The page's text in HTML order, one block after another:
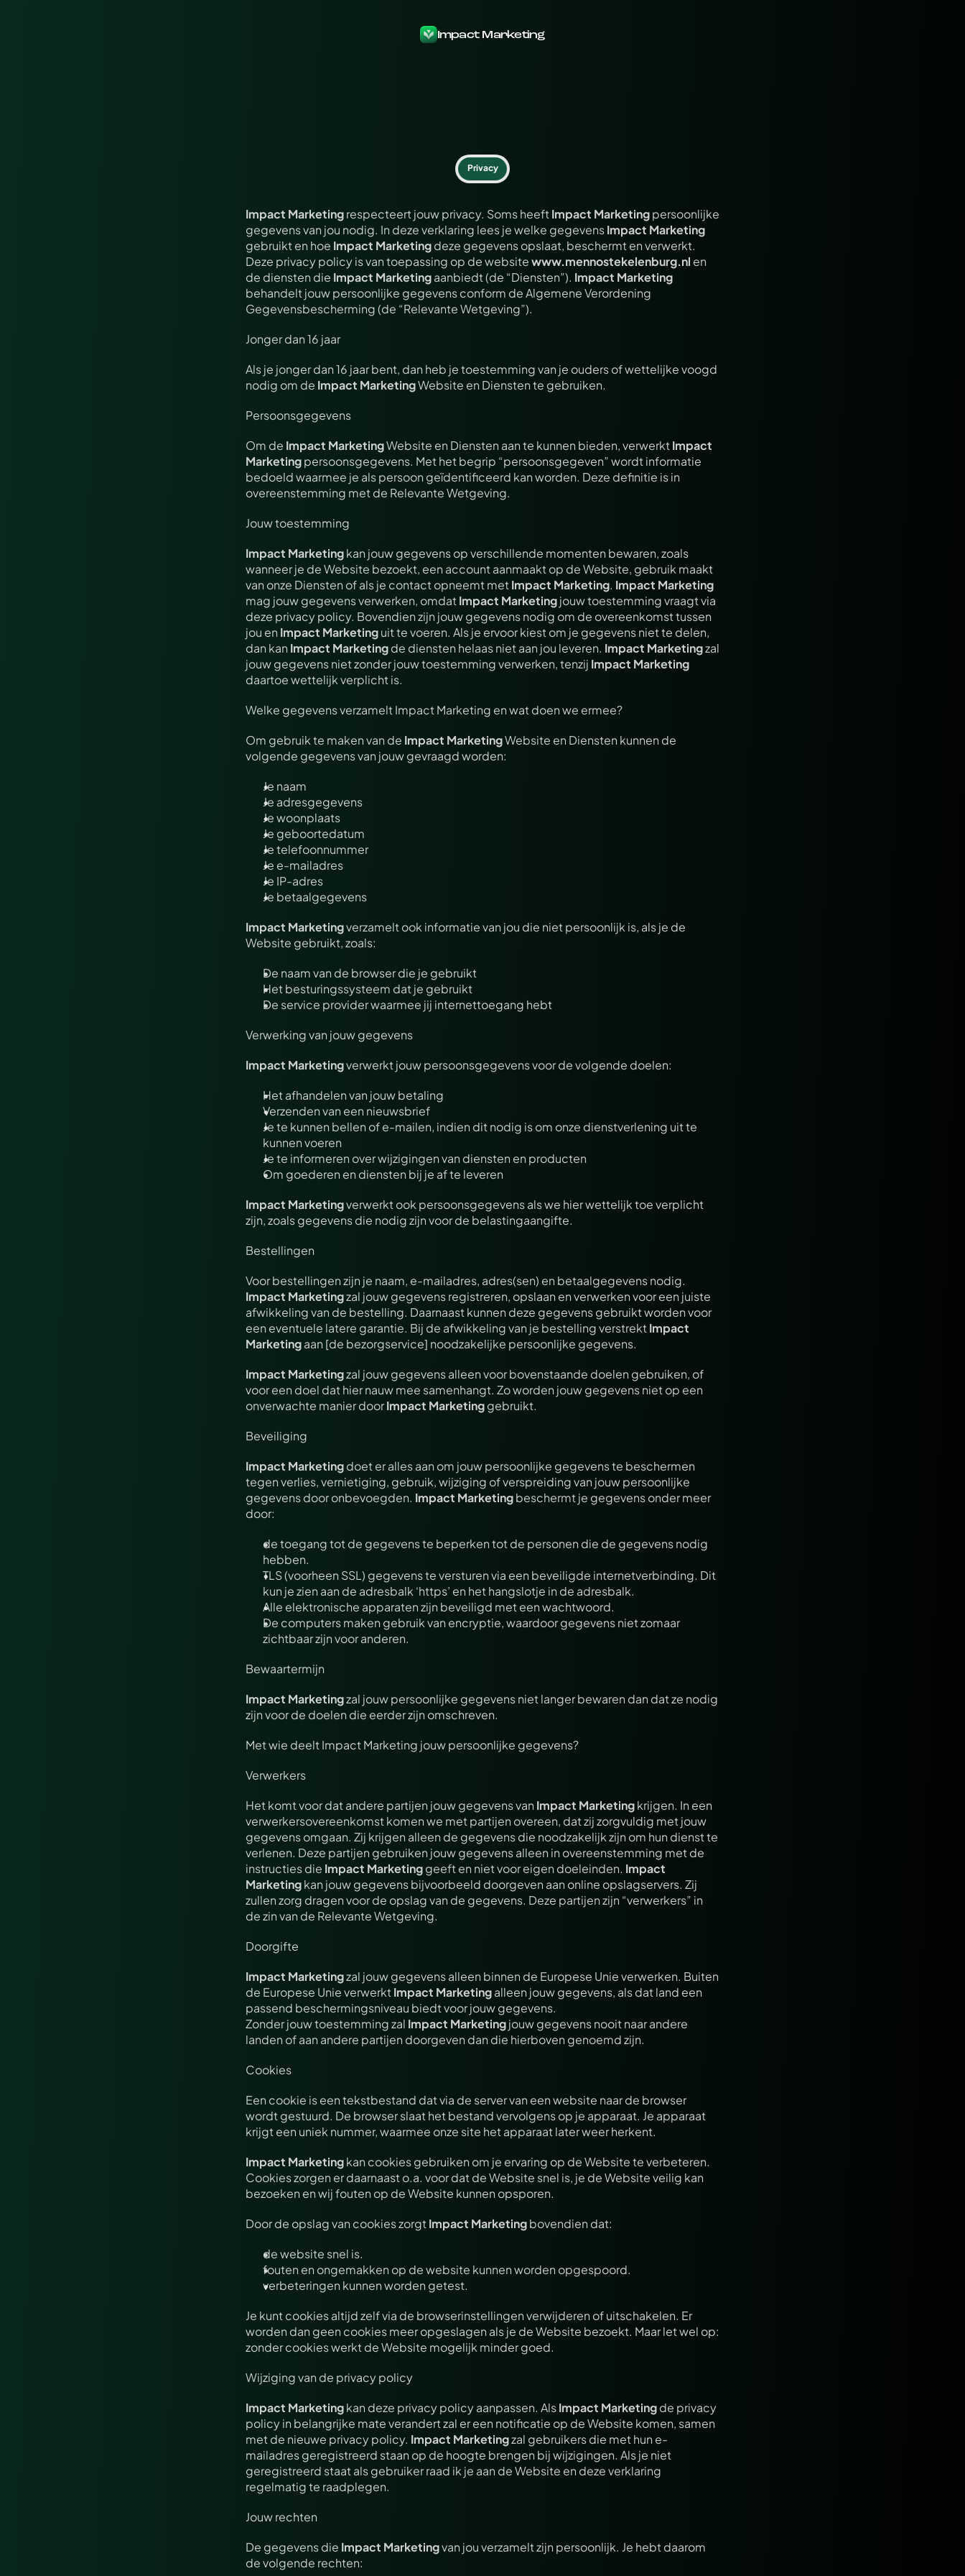
Impact Marketing
Privacy
Impact Marketing respecteert jouw privacy. Soms heeft Impact Marketing persoonlijke
gegevens van jou nodig. In deze verklaring lees je welke gegevens Impact Marketing
gebruikt en hoe Impact Marketing deze gegevens opslaat, beschermt en verwerkt.
Deze privacy policy is van toepassing op de website www.mennostekelenburg.nl en
de diensten die Impact Marketing aanbiedt (de “Diensten”). Impact Marketing
behandelt jouw persoonlijke gegevens conform de Algemene Verordening
Gegevensbescherming (de “Relevante Wetgeving”).
Jonger dan 16 jaar
Als je jonger dan 16 jaar bent, dan heb je toestemming van je ouders of wettelijke voogd
nodig om de Impact Marketing Website en Diensten te gebruiken.
Persoonsgegevens
Om de Impact Marketing Website en Diensten aan te kunnen bieden, verwerkt Impact
Marketing persoonsgegevens. Met het begrip “persoonsgegeven” wordt informatie
bedoeld waarmee je als persoon geïdentificeerd kan worden. Deze definitie is in
overeenstemming met de Relevante Wetgeving.
Jouw toestemming
Impact Marketing kan jouw gegevens op verschillende momenten bewaren, zoals
wanneer je de Website bezoekt, een account aanmaakt op de Website, gebruik maakt
van onze Diensten of als je contact opneemt met Impact Marketing. Impact Marketing
mag jouw gegevens verwerken, omdat Impact Marketing jouw toestemming vraagt via
deze privacy policy. Bovendien zijn jouw gegevens nodig om de overeenkomst tussen
jou en Impact Marketing uit te voeren. Als je ervoor kiest om je gegevens niet te delen,
dan kan Impact Marketing de diensten helaas niet aan jou leveren. Impact Marketing zal
jouw gegevens niet zonder jouw toestemming verwerken, tenzij Impact Marketing
daartoe wettelijk verplicht is.
Welke gegevens verzamelt Impact Marketing en wat doen we ermee?
Om gebruik te maken van de Impact Marketing Website en Diensten kunnen de
volgende gegevens van jouw gevraagd worden:
Je naam
Je adresgegevens
Je woonplaats
Je geboortedatum
Je telefoonnummer
Je e-mailadres
Je IP-adres
Je betaalgegevens
Impact Marketing verzamelt ook informatie van jou die niet persoonlijk is, als je de
Website gebruikt, zoals:
De naam van de browser die je gebruikt
Het besturingssysteem dat je gebruikt
De service provider waarmee jij internettoegang hebt
Verwerking van jouw gegevens
Impact Marketing verwerkt jouw persoonsgegevens voor de volgende doelen:
Het afhandelen van jouw betaling
Verzenden van een nieuwsbrief
Je te kunnen bellen of e-mailen, indien dit nodig is om onze dienstverlening uit te
kunnen voeren
Je te informeren over wijzigingen van diensten en producten
Om goederen en diensten bij je af te leveren
Impact Marketing verwerkt ook persoonsgegevens als we hier wettelijk toe verplicht
zijn, zoals gegevens die nodig zijn voor de belastingaangifte.
Bestellingen
Impact Marketing zal jouw gegevens registreren, opslaan en verwerken voor een juiste
afwikkeling van de bestelling. Daarnaast kunnen deze gegevens gebruikt worden voor
een eventuele latere garantie. Bij de afwikkeling van je bestelling verstrekt Impact
Marketing aan [de bezorgservice] noodzakelijke persoonlijke gegevens.
Impact Marketing zal jouw gegevens alleen voor bovenstaande doelen gebruiken, of
voor een doel dat hier nauw mee samenhangt. Zo worden jouw gegevens niet op een
onverwachte manier door Impact Marketing gebruikt.
Beveiliging
Impact Marketing doet er alles aan om jouw persoonlijke gegevens te beschermen
tegen verlies, vernietiging, gebruik, wijziging of verspreiding van jouw persoonlijke
gegevens door onbevoegden. Impact Marketing beschermt je gegevens onder meer
door:
de toegang tot de gegevens te beperken tot de personen die de gegevens nodig
hebben.
TLS (voorheen SSL) gegevens te versturen via een beveiligde internetverbinding. Dit
kun je zien aan de adresbalk ‘https’ en het hangslotje in de adresbalk.
Alle elektronische apparaten zijn beveiligd met een wachtwoord.
De computers maken gebruik van encryptie, waardoor gegevens niet zomaar
zichtbaar zijn voor anderen.
Bewaartermijn
Impact Marketing zal jouw persoonlijke gegevens niet langer bewaren dan dat ze nodig
zijn voor de doelen die eerder zijn omschreven.
Met wie deelt Impact Marketing jouw persoonlijke gegevens?
Verwerkers
Het komt voor dat andere partijen jouw gegevens van Impact Marketing krijgen. In een
verwerkersovereenkomst komen we met partijen overeen, dat zij zorgvuldig met jouw
gegevens omgaan. Zij krijgen alleen de gegevens die noodzakelijk zijn om hun dienst te
verlenen. Deze partijen gebruiken jouw gegevens alleen in overeenstemming met de
instructies die Impact Marketing geeft en niet voor eigen doeleinden. Impact
Marketing kan jouw gegevens bijvoorbeeld doorgeven aan online opslagservers. Zij
zullen zorg dragen voor de opslag van de gegevens. Deze partijen zijn “verwerkers” in
de zin van de Relevante Wetgeving.
Doorgifte
Impact Marketing zal jouw gegevens alleen binnen de Europese Unie verwerken. Buiten
de Europese Unie verwerkt Impact Marketing alleen jouw gegevens, als dat land een
passend beschermingsniveau biedt voor jouw gegevens.
Zonder jouw toestemming zal Impact Marketing jouw gegevens nooit naar andere
landen of aan andere partijen doorgeven dan die hierboven genoemd zijn.
Cookies
Een cookie is een tekstbestand dat via de server van een website naar de browser
wordt gestuurd. De browser slaat het bestand vervolgens op je apparaat. Je apparaat
krijgt een uniek nummer, waarmee onze site het apparaat later weer herkent.
Impact Marketing kan cookies gebruiken om je ervaring op de Website te verbeteren.
Cookies zorgen er daarnaast o.a. voor dat de Website snel is, je de Website veilig kan
bezoeken en wij fouten op de Website kunnen opsporen.
Door de opslag van cookies zorgt Impact Marketing bovendien dat:
de website snel is.
fouten en ongemakken op de website kunnen worden opgespoord.
verbeteringen kunnen worden getest.
Je kunt cookies altijd zelf via de browserinstellingen verwijderen of uitschakelen. Er
worden dan geen cookies meer opgeslagen als je de Website bezoekt. Maar let wel op:
zonder cookies werkt de Website mogelijk minder goed.
Wijziging van de privacy policy
Impact Marketing kan deze privacy policy aanpassen. Als Impact Marketing de privacy
policy in belangrijke mate verandert zal er een notificatie op de Website komen, samen
met de nieuwe privacy policy. Impact Marketing zal gebruikers die met hun e-
mailadres geregistreerd staan op de hoogte brengen bij wijzigingen. Als je niet
geregistreerd staat als gebruiker raad ik je aan de Website en deze verklaring
regelmatig te raadplegen.
Jouw rechten
De gegevens die Impact Marketing van jou verzamelt zijn persoonlijk. Je hebt daarom
de volgende rechten: